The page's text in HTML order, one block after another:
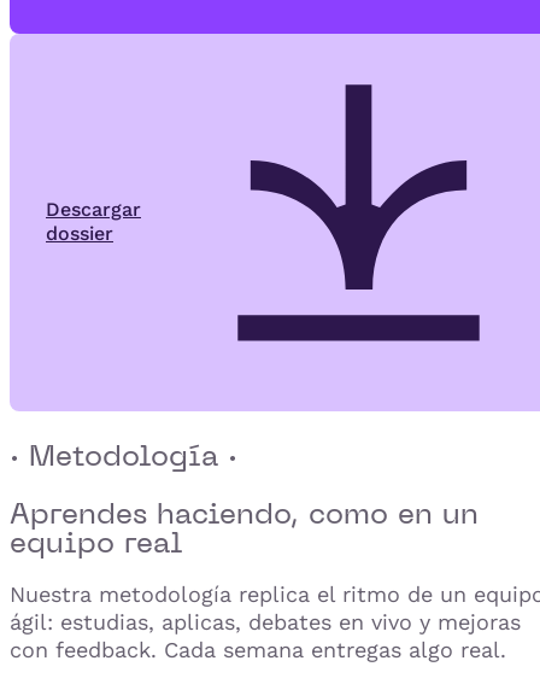
Descargar
dossier
· Metodología ·
Aprendes haciendo, como en un
equipo real
Nuestra metodología replica el ritmo de un
ágil: estudias, aplicas, debates en vivo y mejoras
con feedback. Cada semana entregas algo real.